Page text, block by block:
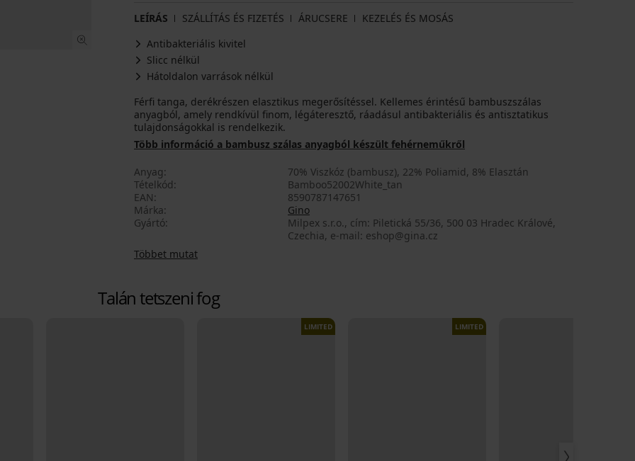
LEÍRÁS SZÁLLÍTÁS ÉS FIZETÉS ÁRUCSERE
KEZELÉS ÉS MOSÁS
Antibakteriális kivitel
Slicc nélkül
Hátoldalon varrások nélkül
Férfi tanga, derékrészen elasztikus megerősítéssel. Kellemes érintésű bambuszszálas
anyagból, amely rendkívül finom, légáteresztő, ráadásul antibakteriális és antisztatikus
tulajdonságokkal is rendelkezik.
Több információ a bambusz szálas anyagból készült fehérneműkről
Anyag
70% Viszkóz (bambusz), 22% Poliamid, 8% Elasztán
Tételkód
Bamboo52002White_tan
EAN
8590787147651
Márka
Gino
Gyártó
Milpex s.r.o., cím: Piletická 55/36, 500 03 Hradec Králové,
Czechia, e-mail: eshop@gina.cz
Többet mutat
Talán tetszeni fog
LIMITED LIMITED